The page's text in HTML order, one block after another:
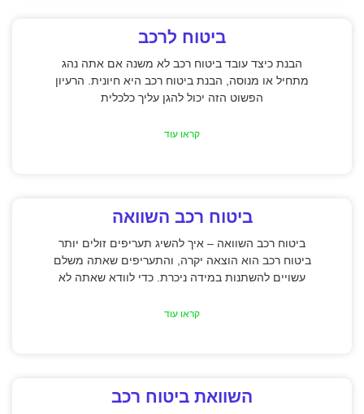
ביטוח לרכב
הבנת כיצד עובד ביטוח רכב לא משנה אם אתה נהג
מתחיל או מנוסה, הבנת ביטוח רכב היא חיונית. הרעיון
הפשוט הזה יכול להגן עליך כלכלית
קראו עוד
ביטוח רכב השוואה
ביטוח רכב השוואה – איך להשיג תעריפים זולים יותר
ביטוח רכב הוא הוצאה יקרה, והתעריפים שאתה משלם
עשויים להשתנות במידה ניכרת. כדי לוודא שאתה לא
קראו עוד
השוואת ביטוח רכב